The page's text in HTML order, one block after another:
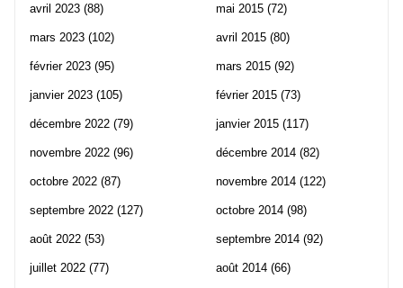
avril 2023 (88)
mars 2023 (102)
février 2023 (95)
janvier 2023 (105)
décembre 2022 (79)
novembre 2022 (96)
octobre 2022 (87)
septembre 2022 (127)
août 2022 (53)
juillet 2022 (77)
mai 2015 (72)
avril 2015 (80)
mars 2015 (92)
février 2015 (73)
janvier 2015 (117)
décembre 2014 (82)
novembre 2014 (122)
octobre 2014 (98)
septembre 2014 (92)
août 2014 (66)